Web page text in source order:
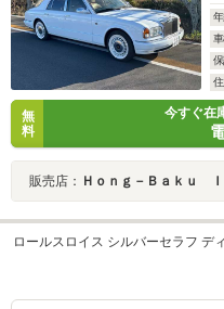
無
料
今すぐ在
販売店： Ｈｏｎｇ－Ｂａｋｕ Ｉ
ロールスロイス シルバーセラフ デ